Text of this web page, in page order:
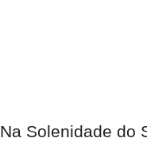
Na Solenidade do